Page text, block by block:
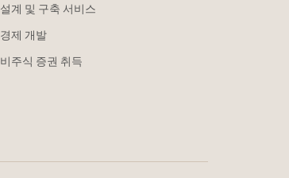
설계 및 구축 서비스
경제 개발
비주식 증권 취득